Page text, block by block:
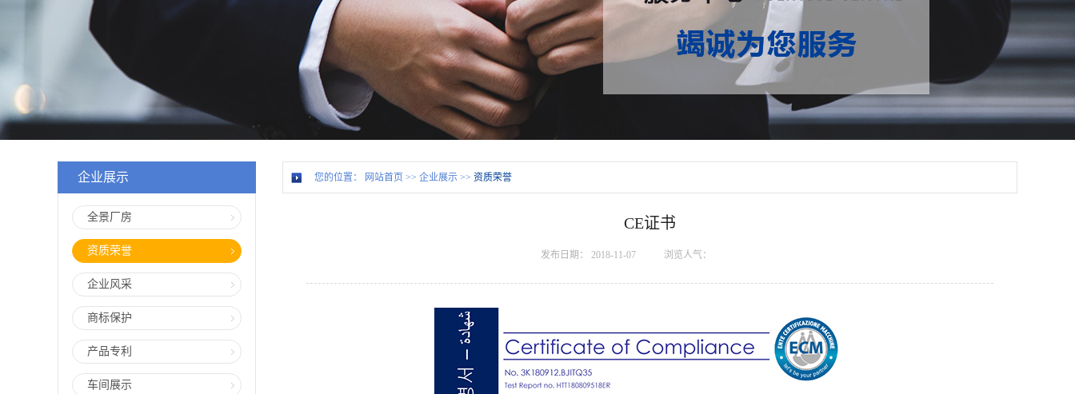
企业展示
全景厂房
资质荣誉
企业风采
商标保护
产品专利
车间展示
您的位置： 网站首页 >> 企业展示 >> 资质荣誉
CE证书
发布日期： 2018-11-07 浏览人气：